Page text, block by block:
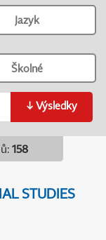
Jazyk
Školné
↓ Výsledky
: 158
STUDIES